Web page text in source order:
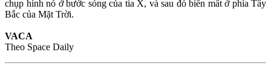
chụp hình nó ở bước sóng của tia X, và sau đó biến mất ở phía Tây
Bắc của Mặt Trời.
VACA
Theo Space Daily